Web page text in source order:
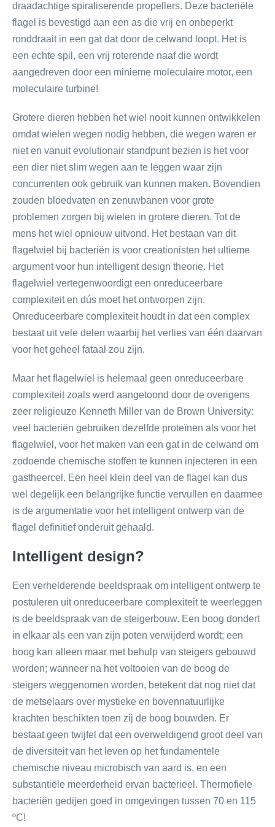
draadachtige spiraliserende propellers. Deze bacteriële
flagel is bevestigd aan een as die vrij en onbeperkt
ronddraait in een gat dat door de celwand loopt. Het is
een echte spil, een vrij roterende naaf die wordt
aangedreven door een minieme moleculaire motor, een
moleculaire turbine!
Grotere dieren hebben het wiel nooit kunnen ontwikkelen
omdat wielen wegen nodig hebben, die wegen waren er
niet en vanuit evolutionair standpunt bezien is het voor
een dier niet slim wegen aan te leggen waar zijn
concurrenten ook gebruik van kunnen maken. Bovendien
zouden bloedvaten en zenuwbanen voor grote
problemen zorgen bij wielen in grotere dieren. Tot de
mens het wiel opnieuw uitvond. Het bestaan van dit
flagelwiel bij bacteriën is voor creationisten het ultieme
argument voor hun intelligent design theorie. Het
flagelwiel vertegenwoordigt een onreduceerbare
complexiteit en dús moet het ontworpen zijn.
Onreduceerbare complexiteit houdt in dat een complex
bestaat uit vele delen waarbij het verlies van één daarvan
voor het geheel fataal zou zijn.
Maar het flagelwiel is helemaal geen onreduceerbare
complexiteit zoals werd aangetoond door de overigens
zeer religieuze Kenneth Miller van de Brown University:
veel bacteriën gebruiken dezelfde proteïnen als voor het
flagelwiel, voor het maken van een gat in de celwand om
zodoende chemische stoffen te kunnen injecteren in een
gastheercel. Een heel klein deel van de flagel kan dus
wel degelijk een belangrijke functie vervullen en daarmee
is de argumentatie voor het intelligent ontwerp van de
flagel definitief onderuit gehaald.
Intelligent design?
Een verhelderende beeldspraak om intelligent ontwerp te
postuleren uit onreduceerbare complexiteit te weerleggen
is de beeldspraak van de steigerbouw. Een boog dondert
in elkaar als een van zijn poten verwijderd wordt; een
boog kan alleen maar met behulp van steigers gebouwd
worden; wanneer na het voltooien van de boog de
steigers weggenomen worden, betekent dat nog niet dat
de metselaars over mystieke en bovennatuurlijke
krachten beschikten toen zij de boog bouwden. Er
bestaat geen twijfel dat een overweldigend groot deel van
de diversiteit van het leven op het fundamentele
chemische niveau microbisch van aard is, en een
substantiële meerderheid ervan bacterieel. Thermofiele
bacteriën gedijen goed in omgevingen tussen 70 en 115
ºC!